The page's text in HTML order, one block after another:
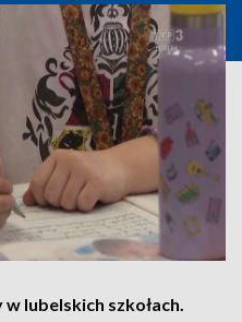
lubelskich szkołach.